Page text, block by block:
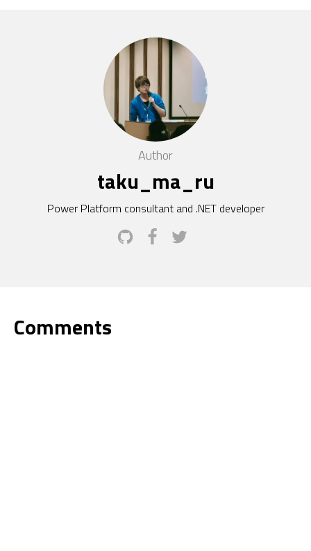
Author
taku_ma_ru
Power Platform consultant and .NET developer
Comments